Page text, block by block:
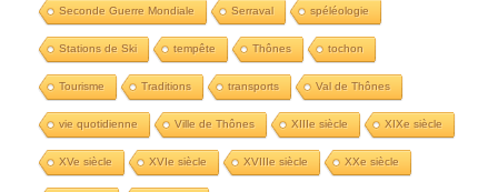
Seconde Guerre Mondiale Serraval spéléologie
Stations de Ski tempête Thônes tochon
Tourisme Traditions transports Val de Thônes
vie quotidienne Ville de Thônes XIIIe siècle XIXe siècle
XVe siècle XVIe siècle XVIIIe siècle XXe siècle